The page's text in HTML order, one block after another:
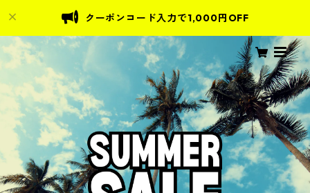
クーポンコード入力で1,000円OFF